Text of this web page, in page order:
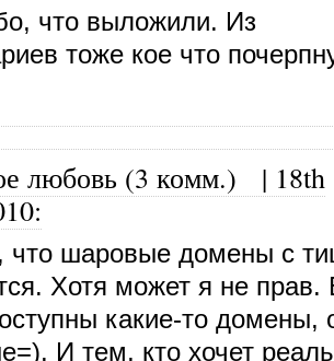
что выложили. Из
тоже кое что
любовь (3 комм.) | 18th
:
что шаровые домены с
Хотя может я не
какие-то домены,
И тем, кто хочет